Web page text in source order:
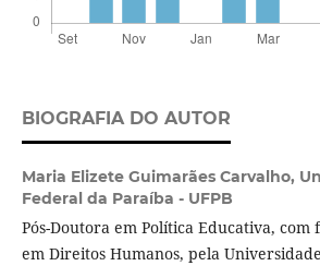
BIOGRAFIA DO AUTOR
Maria Elizete Guimarães Carvalho,
Federal da Paraíba - UFPB
Pós-Doutora em Política Educativa, com
em Direitos Humanos, pela